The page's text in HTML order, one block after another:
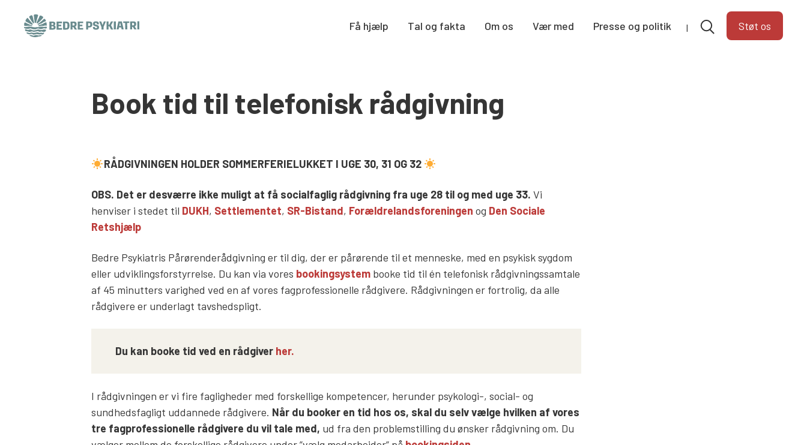
Få hjælp Tal og fakta Om os Vær med Presse og politik Støt os
Book tid til telefonisk rådgivning
RÅDGIVNINGEN HOLDER SOMMERFERIELUKKET I UGE 30, 31 OG 32
OBS. Det er desværre ikke muligt at få socialfaglig rådgivning fra uge 28 til og med uge 33. Vi
henviser i stedet til DUKH, Settlementet, SR-Bistand, Forældrelandsforeningen og Den Sociale
Retshjælp
Bedre Psykiatris Pårørenderådgivning er til dig, der er pårørende til et menneske, med en psykisk sygdom
eller udviklingsforstyrrelse. Du kan via vores bookingsystem booke tid til én telefonisk rådgivningssamtale
af 45 minutters varighed ved en af vores fagprofessionelle rådgivere. Rådgivningen er fortrolig, da alle
rådgivere er underlagt tavshedspligt.
Du kan booke tid ved en rådgiver her.
I rådgivningen er vi fire fagligheder med forskellige kompetencer, herunder psykologi-, social- og
sundhedsfagligt uddannede rådgivere. Når du booker en tid hos os, skal du selv vælge hvilken af vores
tre fagprofessionelle rådgivere du vil tale med, ud fra den problemstilling du ønsker rådgivning om. Du